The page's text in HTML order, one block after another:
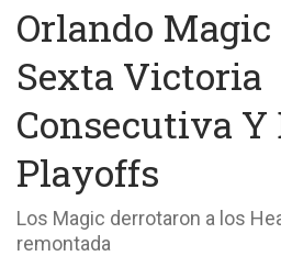
Orlando Magic
Sexta Victoria
Consecutiva Y
Playoffs
Los Magic derrotaron a los
remontada